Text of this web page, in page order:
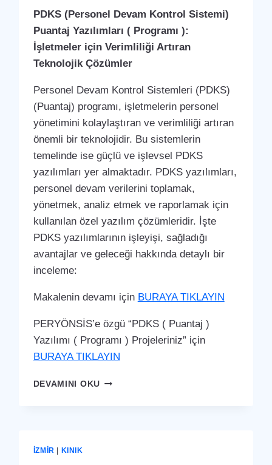
PDKS (Personel Devam Kontrol Sistemi)
Puantaj Yazılımları ( Programı ):
İşletmeler için Verimliliği Artıran
Teknolojik Çözümler
Personel Devam Kontrol Sistemleri (PDKS)
(Puantaj) programı, işletmelerin personel
yönetimini kolaylaştıran ve verimliliği artıran
önemli bir teknolojidir. Bu sistemlerin
temelinde ise güçlü ve işlevsel PDKS
yazılımları yer almaktadır. PDKS yazılımları,
personel devam verilerini toplamak,
yönetmek, analiz etmek ve raporlamak için
kullanılan özel yazılım çözümleridir. İşte
PDKS yazılımlarının işleyişi, sağladığı
avantajlar ve geleceği hakkında detaylı bir
inceleme:
Makalenin devamı için BURAYA TIKLAYIN
PERYÖNSİS’e özgü “PDKS ( Puantaj )
Yazılımı ( Programı ) Projeleriniz” için
BURAYA TIKLAYIN
DEVAMINI OKUKINIK
İZMIR KINIK